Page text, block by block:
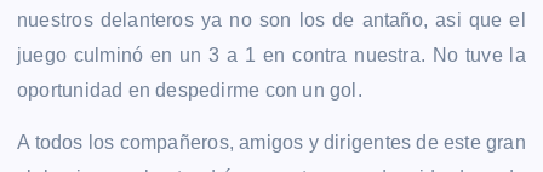
nuestros delanteros ya no son los de antaño, asi que el
juego culminó en un 3 a 1 en contra nuestra. No tuve la
oportunidad en despedirme con un gol.
A todos los compañeros, amigos y dirigentes de este gran